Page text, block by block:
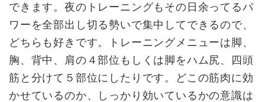
できます。夜のトレーニングもその日余ってるパ
ワーを全部出し切る勢いで集中してできるので、
どちらも好きです。トレーニングメニューは脚、
胸、背中、肩の４部位もしくは脚をハム尻、四頭
筋と分けて５部位にしたりです。どこの筋肉に効
かせているのか、しっかり効いているかの意識は